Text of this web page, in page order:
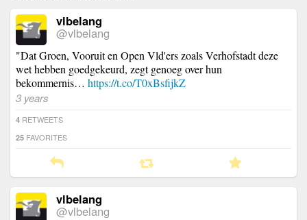
vlbelang
@vlbelang
"Dat Groen, Vooruit en Open Vld'ers zoals Verhofstadt deze
wet hebben goedgekeurd, zegt genoeg over hun
bekommernis… https://t.co/T0xBsfijkZ
3 years
4 RETWEETS
25 FAVORITES
vlbelang
@vlbelang